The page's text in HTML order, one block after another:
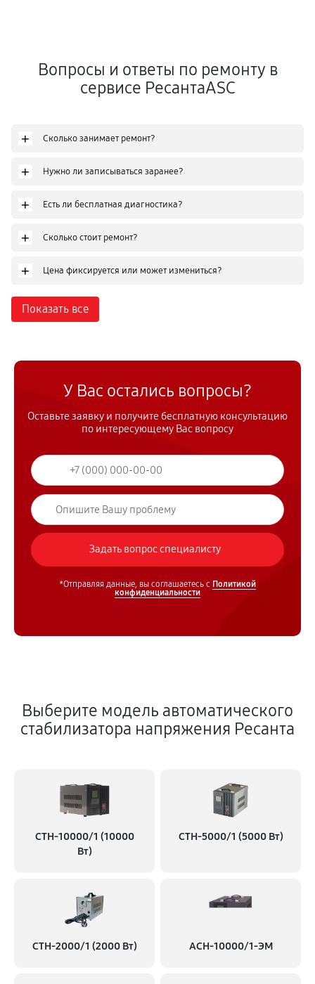
Вопросы и ответы по ремонту в
сервисе РесантаASC
+ Сколько занимает ремонт?
+ Нужно ли записываться заранее?
+ Есть ли бесплатная диагностика?
+ Сколько стоит ремонт?
+ Цена фиксируется или может измениться?
Показать все
У Вас остались вопросы?
Оставьте заявку и получите бесплатную консультацию
по интересующему Вас вопросу
*Отправляя данные, вы соглашаетесь с Политикой
конфиденциальности
Выберите модель автоматического
стабилизатора напряжения Ресанта
СТН-10000/1 (10000
Вт)
СТН-5000/1 (5000 Вт)
СТН-2000/1 (2000 Вт) АСН-10000/1-ЭМ